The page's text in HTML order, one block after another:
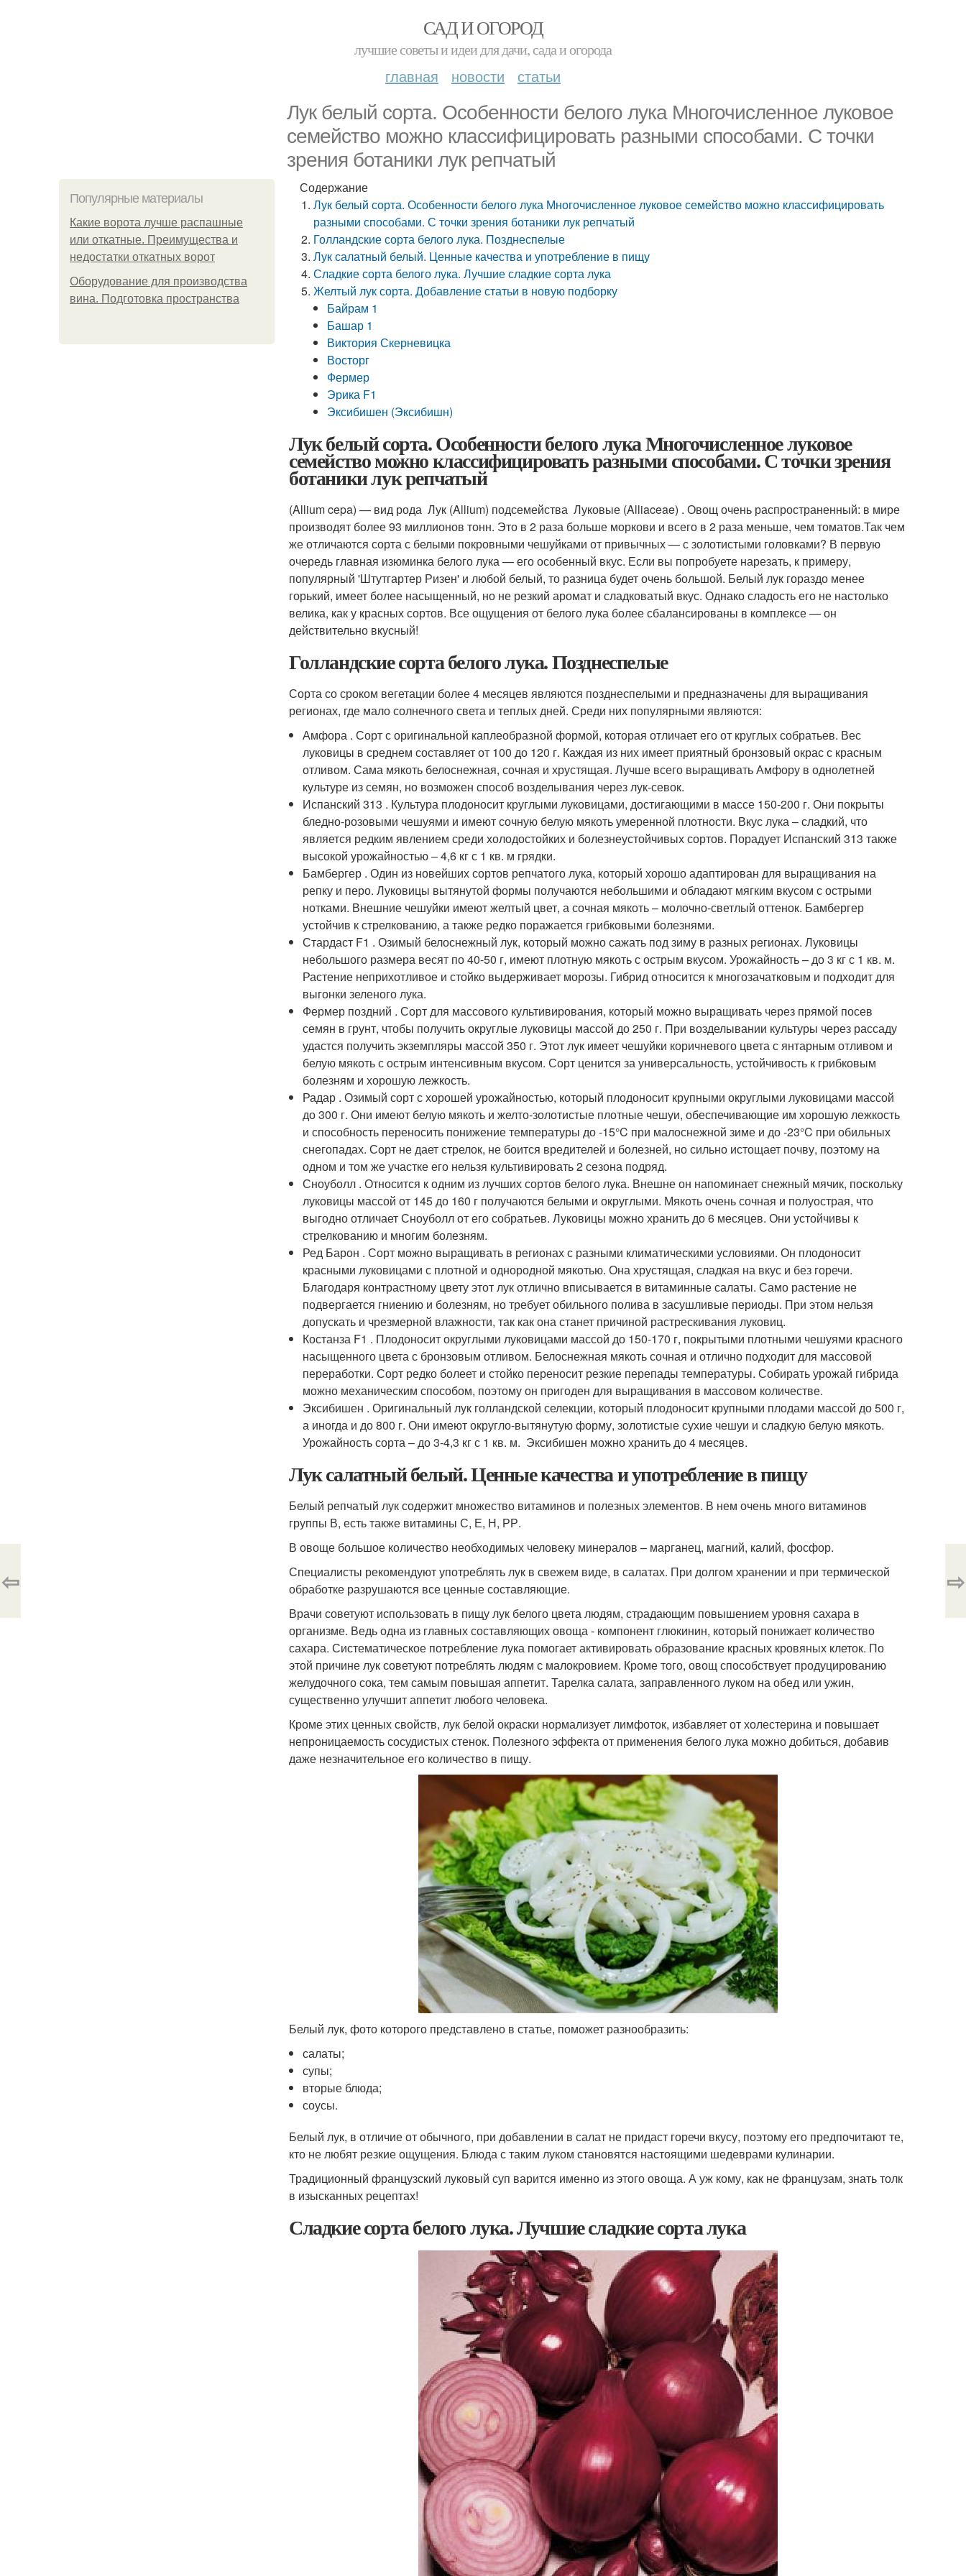
САД И ОГОРОД
лучшие советы и идеи для дачи, сада и огорода
главная новости статьи
Лук белый сорта. Особенности белого лука Многочисленное луковое
семейство можно классифицировать разными способами. С точки
зрения ботаники лук репчатый
Популярные материалы
Какие ворота лучше распашные
или откатные. Преимущества и
недостатки откатных ворот
Оборудование для производства
вина. Подготовка пространства
Содержание
Лук белый сорта. Особенности белого лука Многочисленное луковое семейство можно классифицировать
разными способами. С точки зрения ботаники лук репчатый
Голландские сорта белого лука. Позднеспелые
Лук салатный белый. Ценные качества и употребление в пищу
Сладкие сорта белого лука. Лучшие сладкие сорта лука
Желтый лук сорта. Добавление статьи в новую подборку
Байрам 1
Башар 1
Виктория Скерневицка
Восторг
Фермер
Эрика F1
Эксибишен (Эксибишн)
Лук белый сорта. Особенности белого лука Многочисленное луковое
семейство можно классифицировать разными способами. С точки зрения
ботаники лук репчатый
(Allium cepa) — вид рода Лук (Allium) подсемейства Луковые (Alliaceae) . Овощ очень распространенный: в мире
производят более 93 миллионов тонн. Это в 2 раза больше моркови и всего в 2 раза меньше, чем томатов.Так чем
же отличаются сорта с белыми покровными чешуйками от привычных — с золотистыми головками? В первую
очередь главная изюминка белого лука — его особенный вкус. Если вы попробуете нарезать, к примеру,
популярный 'Штутгартер Ризен' и любой белый, то разница будет очень большой. Белый лук гораздо менее
горький, имеет более насыщенный, но не резкий аромат и сладковатый вкус. Однако сладость его не настолько
велика, как у красных сортов. Все ощущения от белого лука более сбалансированы в комплексе — он
действительно вкусный!
Голландские сорта белого лука. Позднеспелые
Сорта со сроком вегетации более 4 месяцев являются позднеспелыми и предназначены для выращивания
регионах, где мало солнечного света и теплых дней. Среди них популярными являются:
Амфора . Сорт с оригинальной каплеобразной формой, которая отличает его от круглых собратьев. Вес
луковицы в среднем составляет от 100 до 120 г. Каждая из них имеет приятный бронзовый окрас с красным
отливом. Сама мякоть белоснежная, сочная и хрустящая. Лучше всего выращивать Амфору в однолетней
культуре из семян, но возможен способ возделывания через лук-севок.
Испанский 313 . Культура плодоносит круглыми луковицами, достигающими в массе 150-200 г. Они покрыты
бледно-розовыми чешуями и имеют сочную белую мякоть умеренной плотности. Вкус лука – сладкий, что
является редким явлением среди холодостойких и болезнеустойчивых сортов. Порадует Испанский 313 также
высокой урожайностью – 4,6 кг с 1 кв. м грядки.
Бамбергер . Один из новейших сортов репчатого лука, который хорошо адаптирован для выращивания на
репку и перо. Луковицы вытянутой формы получаются небольшими и обладают мягким вкусом с острыми
нотками. Внешние чешуйки имеют желтый цвет, а сочная мякоть – молочно-светлый оттенок. Бамбергер
устойчив к стрелкованию, а также редко поражается грибковыми болезнями.
Стардаст F1 . Озимый белоснежный лук, который можно сажать под зиму в разных регионах. Луковицы
небольшого размера весят по 40-50 г, имеют плотную мякоть с острым вкусом. Урожайность – до 3 кг с 1 кв. м.
Растение неприхотливое и стойко выдерживает морозы. Гибрид относится к многозачатковым и подходит для
выгонки зеленого лука.
Фермер поздний . Сорт для массового культивирования, который можно выращивать через прямой посев
семян в грунт, чтобы получить округлые луковицы массой до 250 г. При возделывании культуры через рассаду
удастся получить экземпляры массой 350 г. Этот лук имеет чешуйки коричневого цвета с янтарным отливом и
белую мякоть с острым интенсивным вкусом. Сорт ценится за универсальность, устойчивость к грибковым
болезням и хорошую лежкость.
Радар . Озимый сорт с хорошей урожайностью, который плодоносит крупными округлыми луковицами массой
до 300 г. Они имеют белую мякоть и желто-золотистые плотные чешуи, обеспечивающие им хорошую лежкость
и способность переносить понижение температуры до -15°C при малоснежной зиме и до -23°C при обильных
снегопадах. Сорт не дает стрелок, не боится вредителей и болезней, но сильно истощает почву, поэтому на
одном и том же участке его нельзя культивировать 2 сезона подряд.
Сноуболл . Относится к одним из лучших сортов белого лука. Внешне он напоминает снежный мячик, поскольку
луковицы массой от 145 до 160 г получаются белыми и округлыми. Мякоть очень сочная и полуострая, что
выгодно отличает Сноуболл от его собратьев. Луковицы можно хранить до 6 месяцев. Они устойчивы к
стрелкованию и многим болезням.
Ред Барон . Сорт можно выращивать в регионах с разными климатическими условиями. Он плодоносит
красными луковицами с плотной и однородной мякотью. Она хрустящая, сладкая на вкус и без горечи.
Благодаря контрастному цвету этот лук отлично вписывается в витаминные салаты. Само растение не
подвергается гниению и болезням, но требует обильного полива в засушливые периоды. При этом нельзя
допускать и чрезмерной влажности, так как она станет причиной растрескивания луковиц.
Костанза F1 . Плодоносит округлыми луковицами массой до 150-170 г, покрытыми плотными чешуями красного
насыщенного цвета с бронзовым отливом. Белоснежная мякоть сочная и отлично подходит для массовой
переработки. Сорт редко болеет и стойко переносит резкие перепады температуры. Собирать урожай гибрида
можно механическим способом, поэтому он пригоден для выращивания в массовом количестве.
Эксибишен . Оригинальный лук голландской селекции, который плодоносит крупными плодами массой до 500 г,
а иногда и до 800 г. Они имеют округло-вытянутую форму, золотистые сухие чешуи и сладкую белую мякоть.
Урожайность сорта – до 3-4,3 кг с 1 кв. м. Эксибишен можно хранить до 4 месяцев.
Лук салатный белый. Ценные качества и употребление в пищу
Белый репчатый лук содержит множество витаминов и полезных элементов. В нем очень много витаминов
группы В, есть также витамины С, Е, Н, РР.
В овоще большое количество необходимых человеку минералов – марганец, магний, калий, фосфор.
Специалисты рекомендуют употреблять лук в свежем виде, в салатах. При долгом хранении и при термической
обработке разрушаются все ценные составляющие.
Врачи советуют использовать в пищу лук белого цвета людям, страдающим повышением уровня сахара в
организме. Ведь одна из главных составляющих овоща - компонент глюкинин, который понижает количество
сахара. Систематическое потребление лука помогает активировать образование красных кровяных клеток. По
этой причине лук советуют потреблять людям с малокровием. Кроме того, овощ способствует продуцированию
желудочного сока, тем самым повышая аппетит. Тарелка салата, заправленного луком на обед или ужин,
существенно улучшит аппетит любого человека.
Кроме этих ценных свойств, лук белой окраски нормализует лимфоток, избавляет от холестерина и повышает
непроницаемость сосудистых стенок. Полезного эффекта от применения белого лука можно добиться, добавив
даже незначительное его количество в пищу.
Белый лук, фото которого представлено в статье, поможет разнообразить:
салаты;
супы;
вторые блюда;
соусы.
Белый лук, в отличие от обычного, при добавлении в салат не придаст горечи вкусу, поэтому его предпочитают те,
кто не любят резкие ощущения. Блюда с таким луком становятся настоящими шедеврами кулинарии.
Традиционный французский луковый суп варится именно из этого овоща. А уж кому, как не французам, знать толк
в изысканных рецептах!
Сладкие сорта белого лука. Лучшие сладкие сорта лука
⇦ ⇨